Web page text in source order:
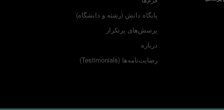
پایگاه دانش (رشته و دانشگاه)
پرسش‌های پرتکرار
درباره
رضایت‌نامه‌ها (Testimonials)